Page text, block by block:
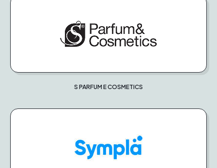
S PARFUM E COSMETICS